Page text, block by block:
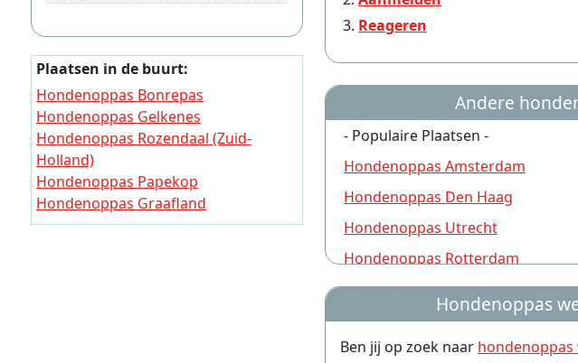
Reageren
Andere
- Populaire Plaatsen -
Hondenoppas Amsterdam
Hondenoppas Den Haag
Hondenoppas Utrecht
Hondenoppas Rotterdam
Hondenoppas Nijmegen
Hondenoppas Groningen
Hondenoppas Almere
Hondenoppas
Ben jij op zoek naar hondenoppas
Plaatsen in de buurt:
Hondenoppas Bonrepas
Hondenoppas Gelkenes
Hondenoppas Rozendaal (Zuid-
Holland)
Hondenoppas Papekop
Hondenoppas Graafland
Hondenoppas Schoonhoven